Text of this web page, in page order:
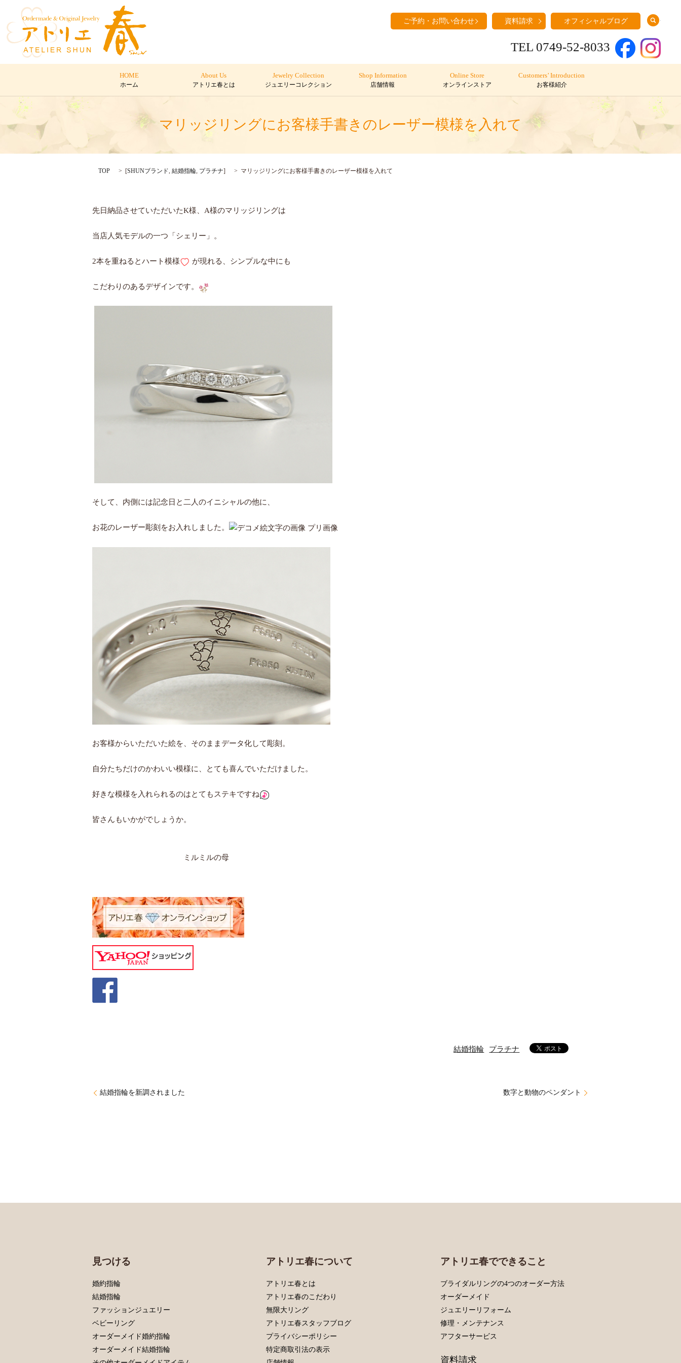
ご予約・お問い合わせ 資料請求 オフィシャルブログ
TEL 0749-52-8033
HOME
ホーム
About Us
アトリエ春とは
Jewelry Collection
ジュエリーコレクション
Shop Information
店舗情報
Online Store
オンラインストア
Customers’ Introduction
お客様紹介
マリッジリングにお客様手書きのレーザー模様を入れて
TOP [SHUNブランド 結婚指輪 プラチナ] マリッジリングにお客様手書きのレーザー模様を入れて
先日納品させていただいたK様、A様のマリッジリングは
当店人気モデルの一つ「シェリー」。
2本を重ねるとハート模様 が現れる、シンプルな中にも
こだわりのあるデザインです。
そして、内側には記念日と二人のイニシャルの他に、
お花のレーザー彫刻をお入れしました。
お客様からいただいた絵を、そのままデータ化して彫刻。
自分たちだけのかわいい模様に、とても喜んでいただけました。
好きな模様を入れられるのはとてもステキですね
皆さんもいかがでしょうか。
ミルミルの母
結婚指輪 プラチナ
結婚指輪を新調されました 数字と動物のペンダント
見つける
婚約指輪
結婚指輪
ファッションジュエリー
ベビーリング
オーダーメイド婚約指輪
オーダーメイド結婚指輪
アトリエ春について
アトリエ春とは
アトリエ春のこだわり
無限大リング
アトリエ春スタッフブログ
プライバシーポリシー
特定商取引法の表示
アトリエ春でできること
ブライダルリングの4つのオーダー方法
オーダーメイド
ジュエリーリフォーム
修理・メンテナンス
アフターサービス
資料請求